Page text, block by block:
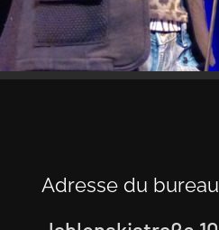
Adresse du bureau